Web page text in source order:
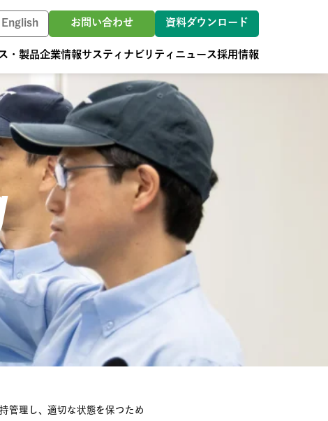
English お問い合わせ 資料ダウンロード
・製品企業情報サスティナビリティ ニュース採用情報
管理し、適切な状態を保つため